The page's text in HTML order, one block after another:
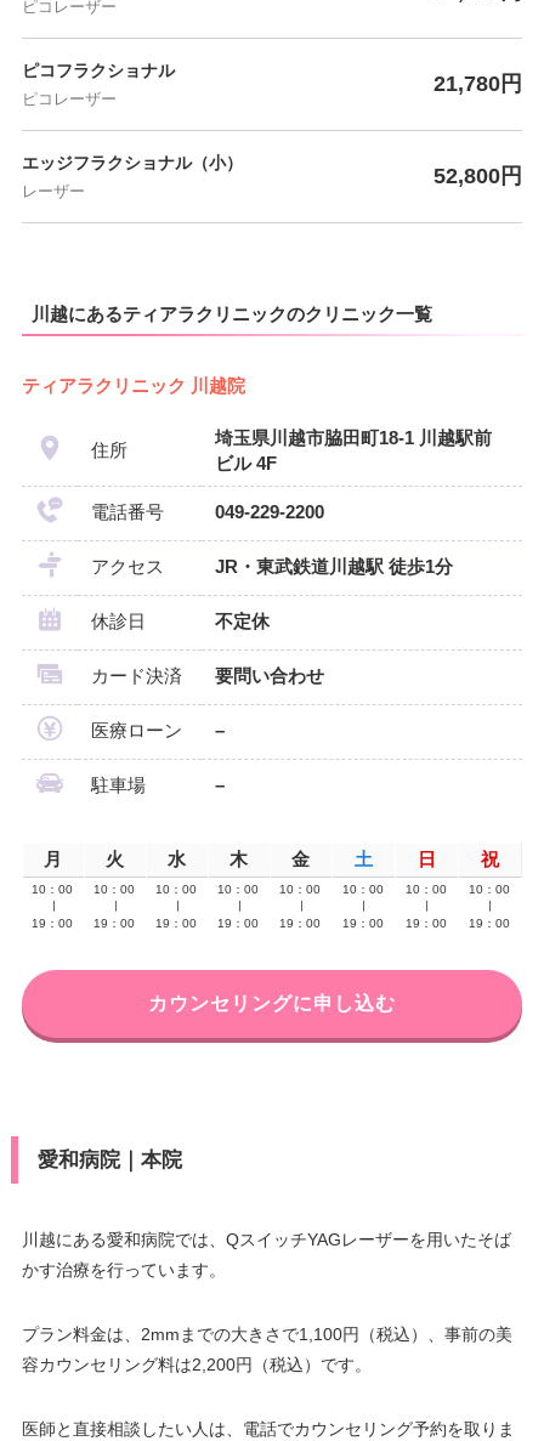
ピコレーザー
ピコフラクショナル
ピコレーザー
21,780円
エッジフラクショナル（小）
レーザー
52,800円
川越にあるティアラクリニックのクリニック一覧
ティアラクリニック 川越院
住所
埼玉県川越市脇田町18-1 川越駅前
ビル 4F
電話番号 049-229-2200
アクセス JR・東武鉄道川越駅 徒歩1分
休診日 不定休
カード決済 要問い合わせ
医療ローン –
駐車場 –
月 火 水 木 金 土 日 祝
10：00
19：00
10：00
19：00
10：00
19：00
10：00
19：00
10：00
19：00
10：00
19：00
10：00
19：00
10：00
19：00
カウンセリングに申し込む
愛和病院｜本院
川越にある愛和病院では、QスイッチYAGレーザーを用いたそば
かす治療を行っています。
プラン料金は、2mmまでの大きさで1,100円（税込）、事前の美
容カウンセリング料は2,200円（税込）です。
医師と直接相談したい人は、電話でカウンセリング予約を取りま